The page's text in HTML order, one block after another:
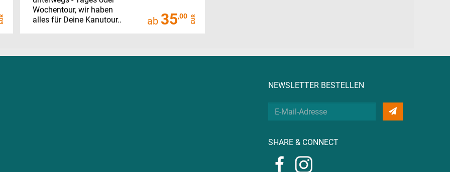
EUR
Wochentour, wir haben
alles für Deine Kanutour..
ab 35,00 EUR
NEWSLETTER BESTELLEN
Deine
E-
SHARE & CONNECT